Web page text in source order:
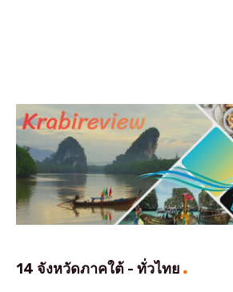
14 จังหวัดภาคใต้ - ทั่วไทย